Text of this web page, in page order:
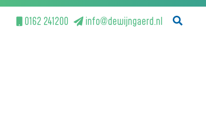
0162 241200 info@dewijngaerd.nl Zoeken